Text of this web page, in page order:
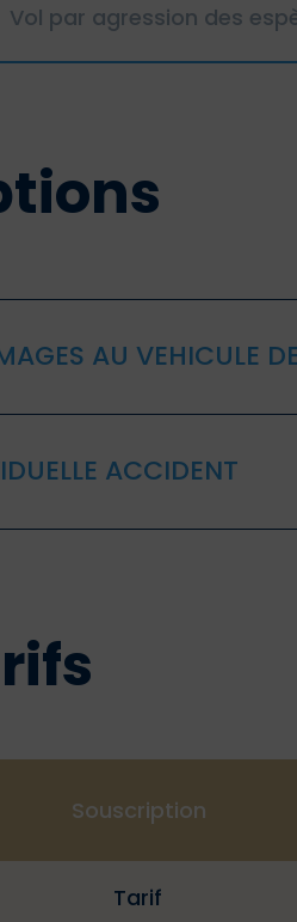
Vol par agression des
AU VEHICULE
ACCIDENT
Souscription
Tarif